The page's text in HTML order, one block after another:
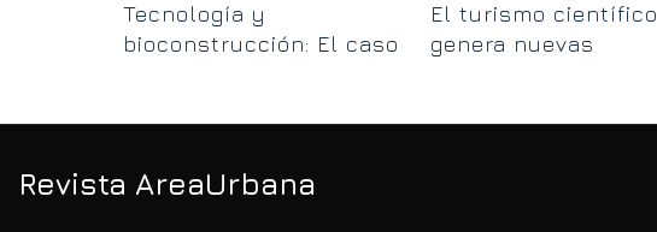
Tecnología y
bioconstrucción: El caso
El turismo científico
genera nuevas
Revista AreaUrbana